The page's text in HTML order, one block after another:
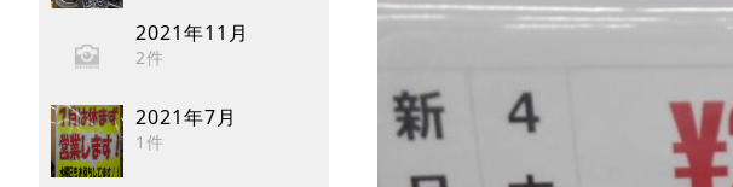
2021年11月
2件
2021年7月
1件